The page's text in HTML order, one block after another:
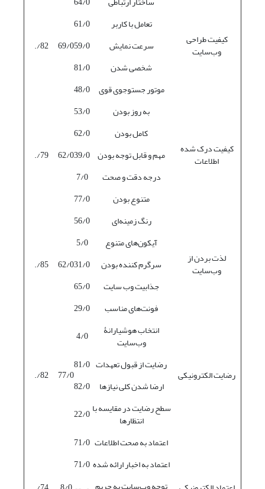
کیفیت طراحی
وب‌سایت 69/0
82/.
تعامل با کاربر
61/0
سرعت نمایش
59/0
شخصی شدن
81/0
موتور جستوجوی قوی 48/0
کیفیت درک شده
اطلاعات
به روز بودن 53/0
62/0
79/.
کامل بودن
62/0
مهم و قابل توجه بودن 39/0
درجه دقت و صحت
7/0
متنوع بودن
77/0
لذت بردن از
وب‌سایت
رنگ زمینه‌ای 56/0
62/0
85/.
آیکون‌های متنوع
5/0
سرگرم کننده بودن
31/0
جذابیت وب سایت
65/0
فونت‌های مناسب
29/0
رضایت الکترونیکی
انتخاب هوشیارانۀ
وب‌سایت 4/0
77/0
82/.
رضایت از قبول تعهدات 81/0
ارضا شدن کلی نیازها
82/0
سطح رضایت در مقایسه با
انتظارها 22/0
اعتماد به صحت اطلاعات 71/0
اعتماد به اخبار ارائه شده71/0